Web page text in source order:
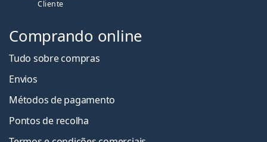
Cliente
Comprando online
Tudo sobre compras
Envios
Métodos de pagamento
Pontos de recolha